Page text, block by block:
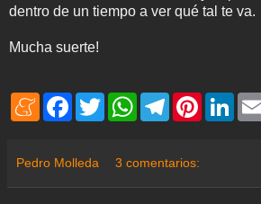
dentro de un tiempo a ver qué tal te va.
Mucha suerte!
M
m
e
F
b
o
o
T
w
r
W
A
p
T
r
a
P
e
L
I
Pedro Molleda 3 comentarios: